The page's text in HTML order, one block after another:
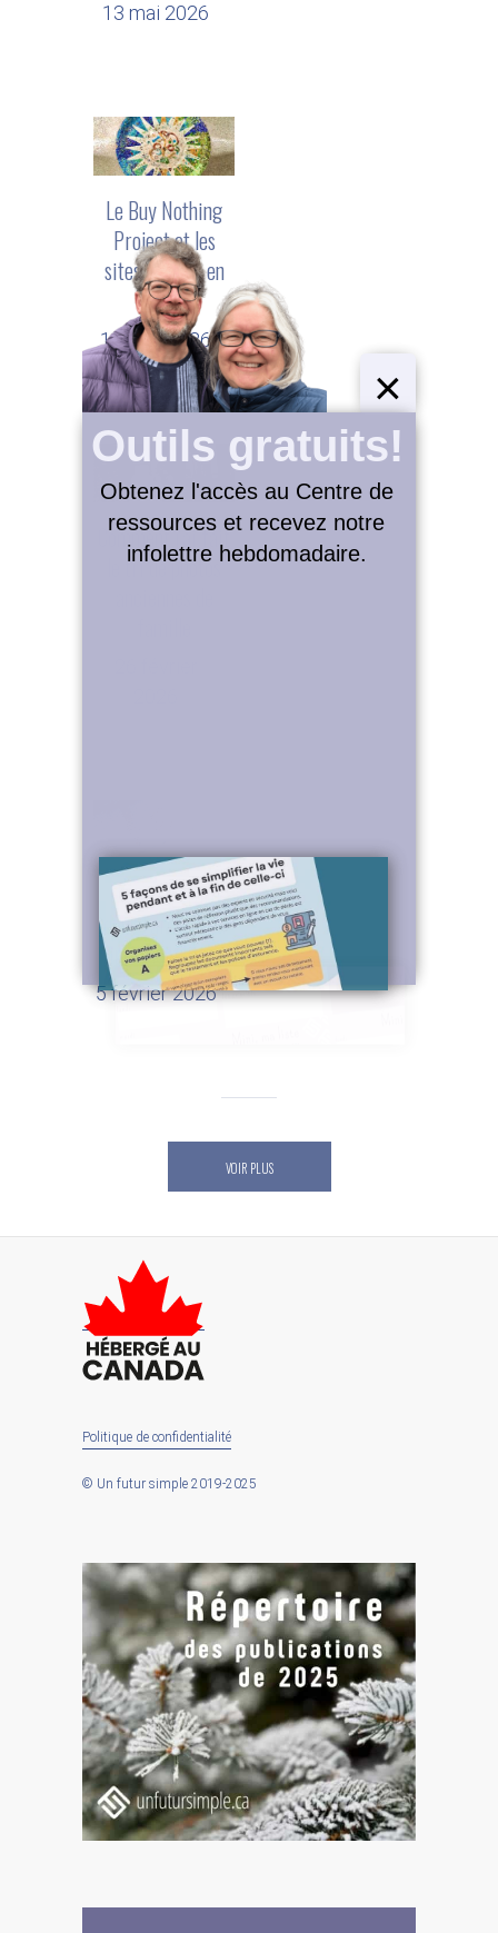
13 mai 2026
Le Buy Nothing
Project et les
sites de dons en
ligne
16 avril 2026
Comment j’ai fait
le tri de photos
Un peu d’ordre
dans l’armoire à
linge de maison
5 février 2026
VOIR PLUS
Politique de confidentialité
© Un futur simple 2019-2025
×
Obtenez l'accès au Centre de
ressources et recevez notre
infolettre hebdomadaire.
Outils gratuits!